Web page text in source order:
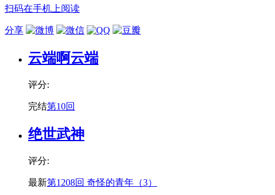
扫码在手机上阅读
分享
云端啊云端
评分:
完结第10回
绝世武神
评分:
最新第1208回 奇怪的青年（3）